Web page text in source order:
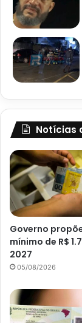
Notícias
Governo
mínimo de R$
2027
05/08/2026